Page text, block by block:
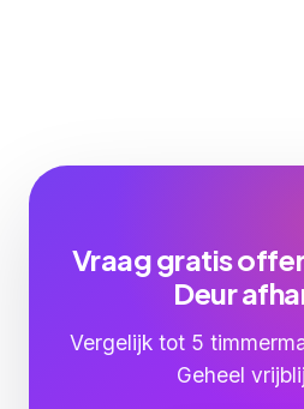
Vraag gratis
Deur
Vergelijk tot 5
Geheel